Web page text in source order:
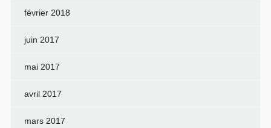
février 2018
juin 2017
mai 2017
avril 2017
mars 2017